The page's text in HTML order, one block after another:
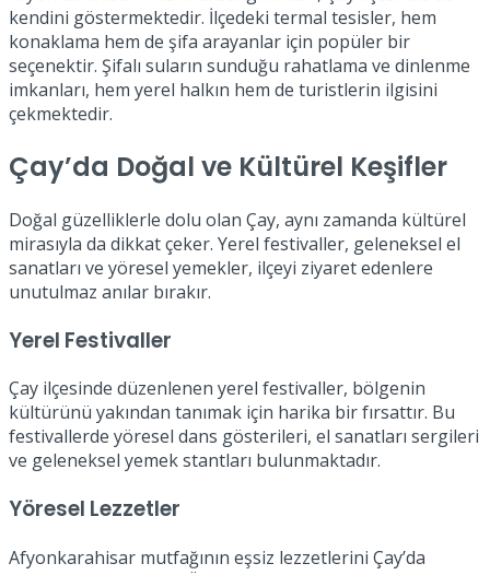
kendini göstermektedir. İlçedeki termal tesisler, hem
konaklama hem de şifa arayanlar için popüler bir
seçenektir. Şifalı suların sunduğu rahatlama ve dinlenme
imkanları, hem yerel halkın hem de turistlerin ilgisini
çekmektedir.
Çay’da Doğal ve Kültürel Keşifler
Doğal güzelliklerle dolu olan Çay, aynı zamanda kültürel
mirasıyla da dikkat çeker. Yerel festivaller, geleneksel el
sanatları ve yöresel yemekler, ilçeyi ziyaret edenlere
unutulmaz anılar bırakır.
Yerel Festivaller
Çay ilçesinde düzenlenen yerel festivaller, bölgenin
kültürünü yakından tanımak için harika bir fırsattır. Bu
festivallerde yöresel dans gösterileri, el sanatları sergileri
ve geleneksel yemek stantları bulunmaktadır.
Yöresel Lezzetler
Afyonkarahisar mutfağının eşsiz lezzetlerini Çay’da